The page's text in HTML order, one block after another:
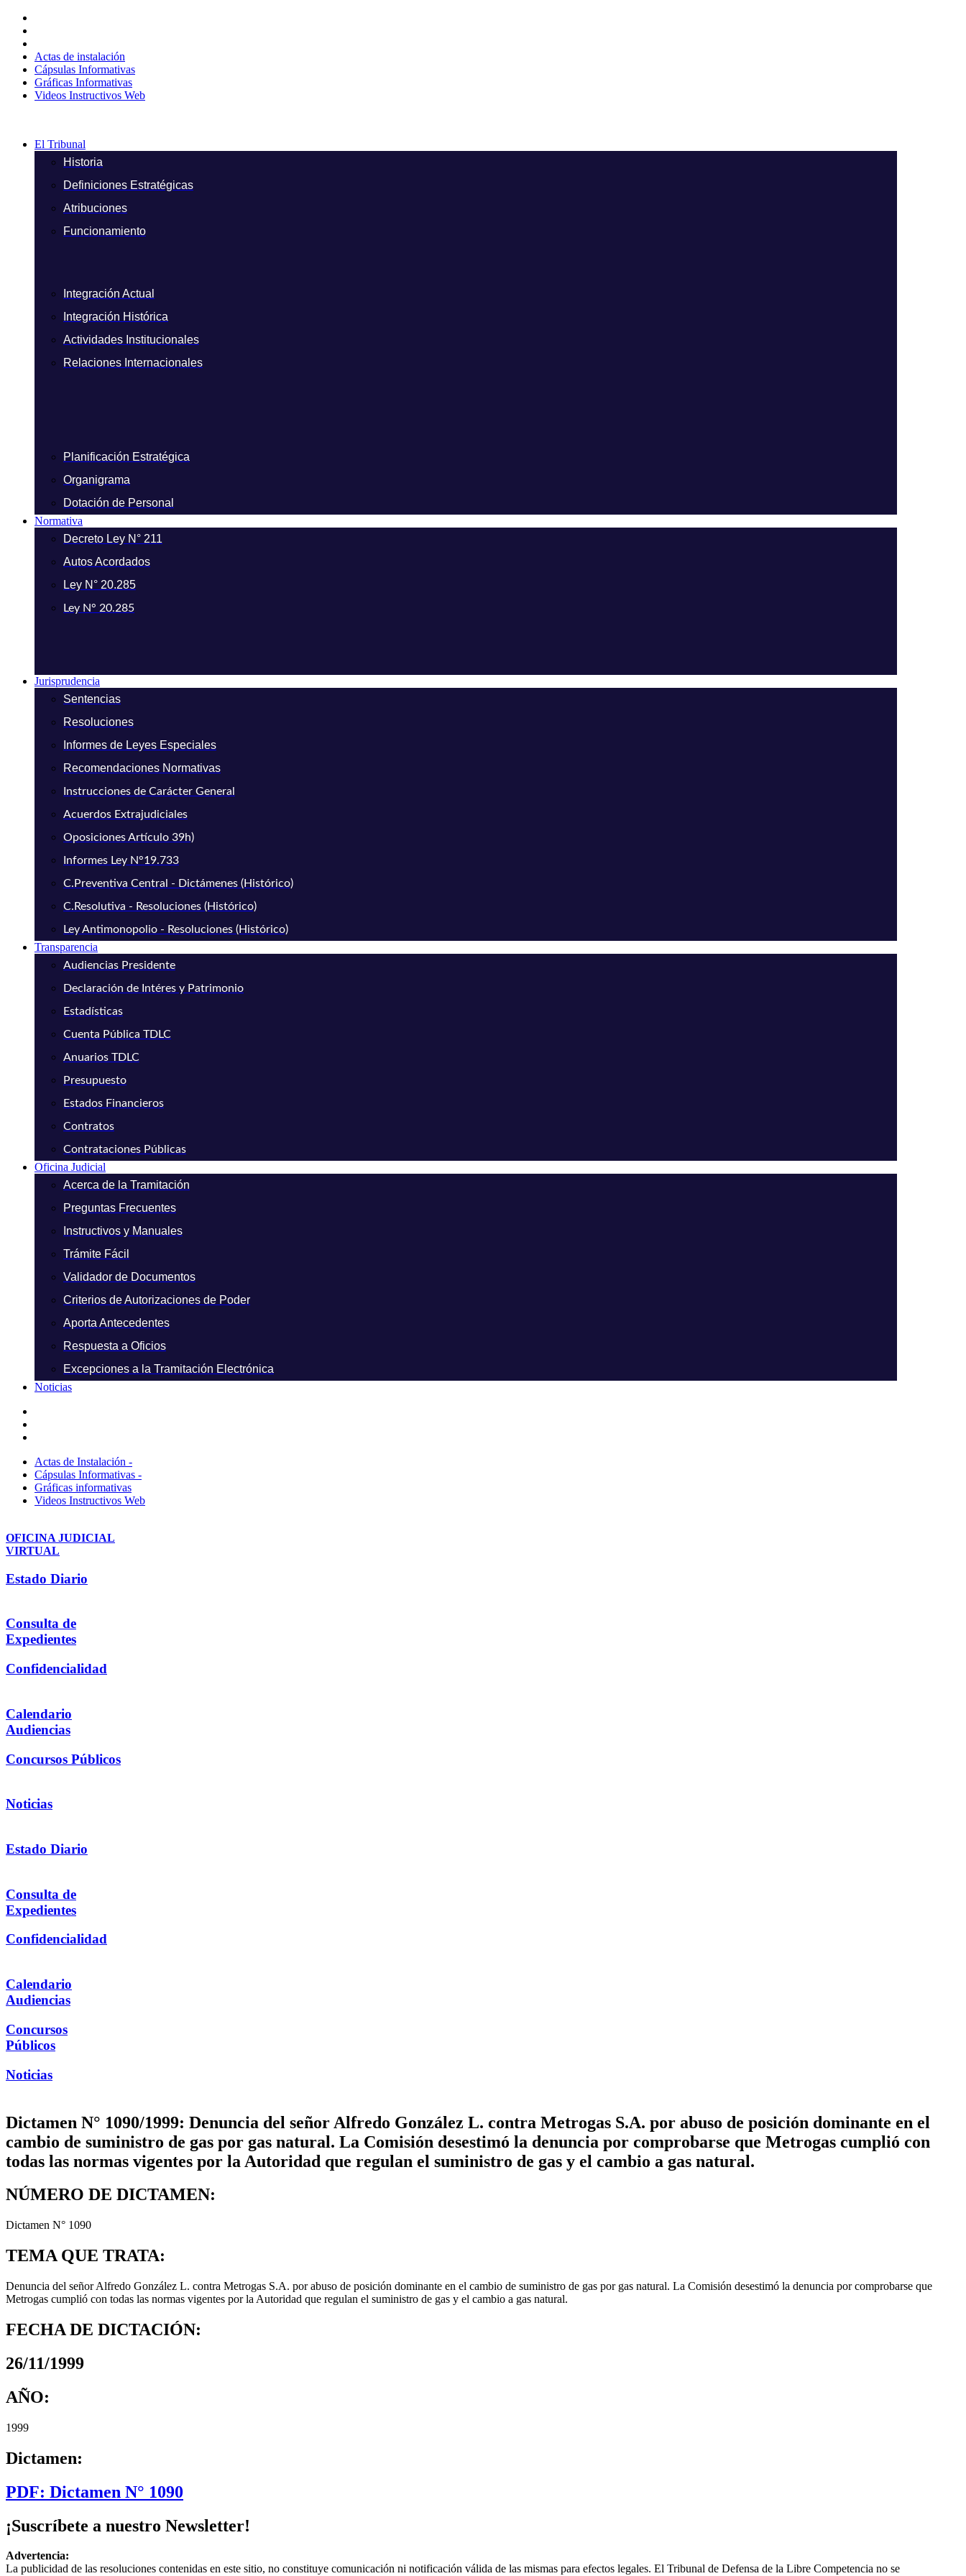
contenido
Actas de instalación
Cápsulas Informativas
Gráficas Informativas
Videos Instructivos Web
El Tribunal
Historia
Definiciones Estratégicas
Atribuciones
Funcionamiento
Integración Actual
Integración Histórica
Actividades Institucionales
Relaciones Internacionales
Planificación Estratégica
Organigrama
Dotación de Personal
Normativa
Decreto Ley N° 211
Autos Acordados
Ley N° 20.285
Ley N° 20.285
Jurisprudencia
Sentencias
Resoluciones
Informes de Leyes Especiales
Recomendaciones Normativas
Instrucciones de Carácter General
Acuerdos Extrajudiciales
Oposiciones Artículo 39h)
Informes Ley N°19.733
C.Preventiva Central - Dictámenes (Histórico)
C.Resolutiva - Resoluciones (Histórico)
Ley Antimonopolio - Resoluciones (Histórico)
Transparencia
Audiencias Presidente
Declaración de Intéres y Patrimonio
Estadísticas
Cuenta Pública TDLC
Anuarios TDLC
Presupuesto
Estados Financieros
Contratos
Contrataciones Públicas
Oficina Judicial
Acerca de la Tramitación
Preguntas Frecuentes
Instructivos y Manuales
Trámite Fácil
Validador de Documentos
Criterios de Autorizaciones de Poder
Aporta Antecedentes
Respuesta a Oficios
Excepciones a la Tramitación Electrónica
Noticias
Actas de Instalación -
Cápsulas Informativas -
Gráficas informativas
Videos Instructivos Web
OFICINA JUDICIAL
VIRTUAL
Estado Diario
Consulta de
Expedientes
Confidencialidad
Calendario
Audiencias
Concursos Públicos
Noticias
Estado Diario
Consulta de
Expedientes
Confidencialidad
Calendario
Audiencias
Concursos
Públicos
Noticias
Dictamen N° 1090/1999: Denuncia del señor Alfredo González L. contra Metrogas S.A. por abuso de posición dominante en el
cambio de suministro de gas por gas natural. La Comisión desestimó la denuncia por comprobarse que Metrogas cumplió con
todas las normas vigentes por la Autoridad que regulan el suministro de gas y el cambio a gas natural.
NÚMERO DE DICTAMEN:
Dictamen N° 1090
TEMA QUE TRATA:
Denuncia del señor Alfredo González L. contra Metrogas S.A. por abuso de posición dominante en el cambio de suministro de gas por gas natural. La Comisión desestimó la denuncia por comprobarse que
Metrogas cumplió con todas las normas vigentes por la Autoridad que regulan el suministro de gas y el cambio a gas natural.
FECHA DE DICTACIÓN:
26/11/1999
AÑO:
1999
Dictamen:
PDF: Dictamen N° 1090
¡Suscríbete a nuestro Newsletter!
Advertencia:
La publicidad de las resoluciones contenidas en este sitio, no constituye comunicación ni notificación válida de las mismas para efectos legales. El Tribunal de Defensa de la Libre Competencia no se